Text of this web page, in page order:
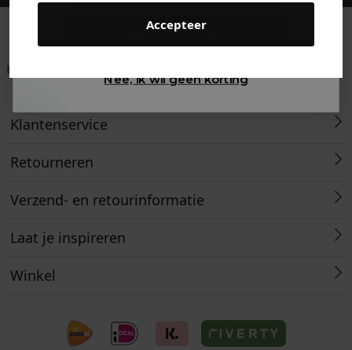
Accepteer
Betaal achteraf met
is morgen in huis!*
ons met een 9,6!
Klantenservice
Retourneren
Verzend- en retourinformatie
Laat je inspireren
Winkel
Gewoon rondkijken
Nee, ik wil geen korting